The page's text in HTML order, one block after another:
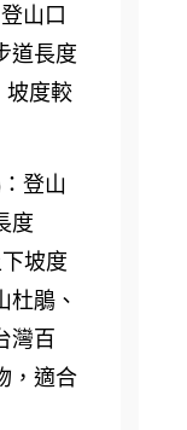
登山口
道長度
坡度較
：登山
度
坡度
杜鵑、
灣百
，適合